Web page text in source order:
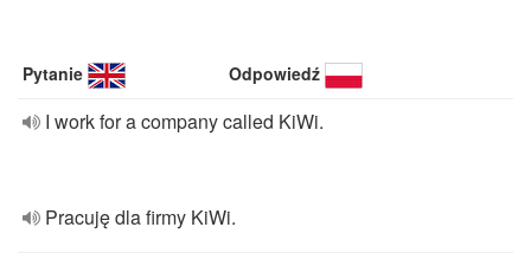
Pytanie Odpowiedź
I work for a company called KiWi.
Pracuję dla firmy KiWi.